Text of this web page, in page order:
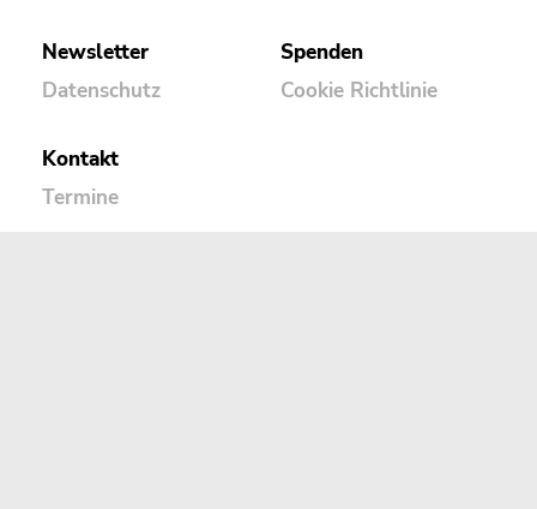
Newsletter
Datenschutz
Spenden
Cookie Richtlinie
Kontakt
Termine